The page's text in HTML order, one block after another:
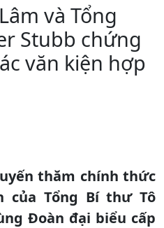
và Tổng
Stubb chứng
văn kiện hợp
thăm chính thức
của Tổng Bí thư Tô
Đoàn đại biểu cấp